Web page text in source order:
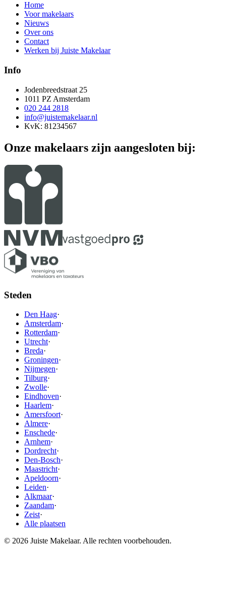
Home
Voor makelaars
Nieuws
Over ons
Contact
Werken bij Juiste Makelaar
Info
Jodenbreedstraat 25
1011 PZ Amsterdam
020 244 2818
info@juistemakelaar.nl
KvK: 81234567
Onze makelaars zijn aangesloten bij:
Steden
Den Haag·
Amsterdam·
Rotterdam·
Utrecht·
Breda·
Groningen·
Nijmegen·
Tilburg·
Zwolle·
Eindhoven·
Haarlem·
Amersfoort·
Almere·
Enschede·
Arnhem·
Dordrecht·
Den-Bosch·
Maastricht·
Apeldoorn·
Leiden·
Alkmaar·
Zaandam·
Zeist·
Alle plaatsen
© 2026 Juiste Makelaar. Alle rechten voorbehouden.